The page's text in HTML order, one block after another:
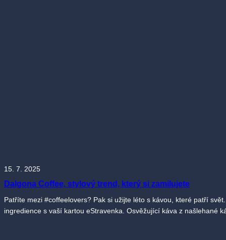
15. 7. 2025
Dalgona Coffee, stylový trend, který si zamilujete
Patříte mezi #coffeelovers? Pak si užijte léto s kávou, které patří
ingredience s vaší kartou eStravenka. Osvěžující káva z našlehané